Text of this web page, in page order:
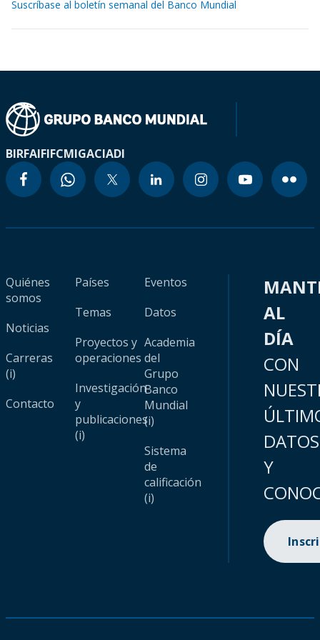
Suscríbase al boletín semanal del Banco Mundial
BIRFAIFIFCMIGACIADI
Quiénes
somos
Noticias
Carreras
(i)
Contacto
Países
Temas
Proyectos y
operaciones
Investigación
y
publicaciones
(i)
Eventos
Datos
Academia
del
Grupo
Banco
Mundial
(i)
Sistema
de
calificación
(i)
AL
DÍA
CON
DATOS
Y